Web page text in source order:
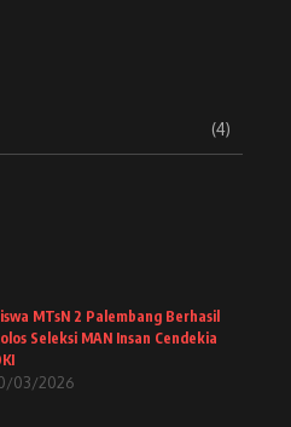
(4)
MTsN 2 Palembang Berhasil
Seleksi MAN Insan Cendekia
03/2026